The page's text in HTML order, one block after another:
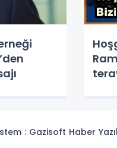
: Gazisoft Haber